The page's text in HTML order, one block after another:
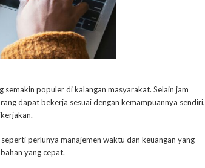
semakin populer di kalangan masyarakat. Selain jam
dapat bekerja sesuai dengan kemampuannya sendiri,
perlunya manajemen waktu dan keuangan yang
yang cepat.